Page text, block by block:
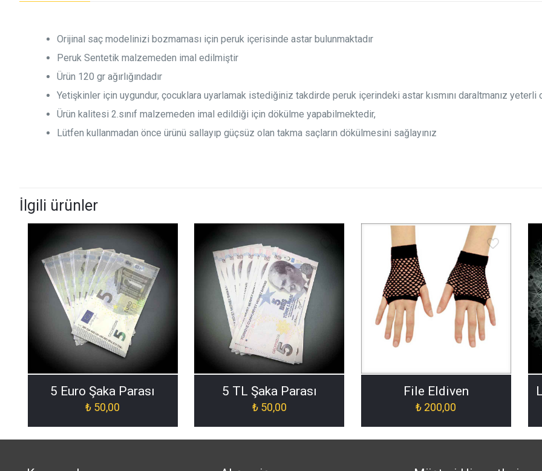
Orijinal saç modelinizi bozmaması için peruk içerisinde astar bulunmaktadır
Peruk Sentetik malzemeden imal edilmiştir
Ürün 120 gr ağırlığındadır
Yetişkinler için uygundur, çocuklara uyarlamak istediğiniz takdirde peruk içerindeki astar kısmını daraltmanız yeterli
Ürün kalitesi 2.sınıf malzemeden imal edildiği için dökülme yapabilmektedir,
Lütfen kullanmadan önce ürünü sallayıp güçsüz olan takma saçların dökülmesini sağlayınız
İlgili ürünler
5 Euro Şaka Parası
₺ 50,00
5 TL Şaka Parası
₺50,00
File Eldiven
₺ 200,00